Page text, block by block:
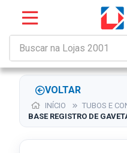
VOLTAR
INÍCIO TUBOS E
BASE REGISTRO DE